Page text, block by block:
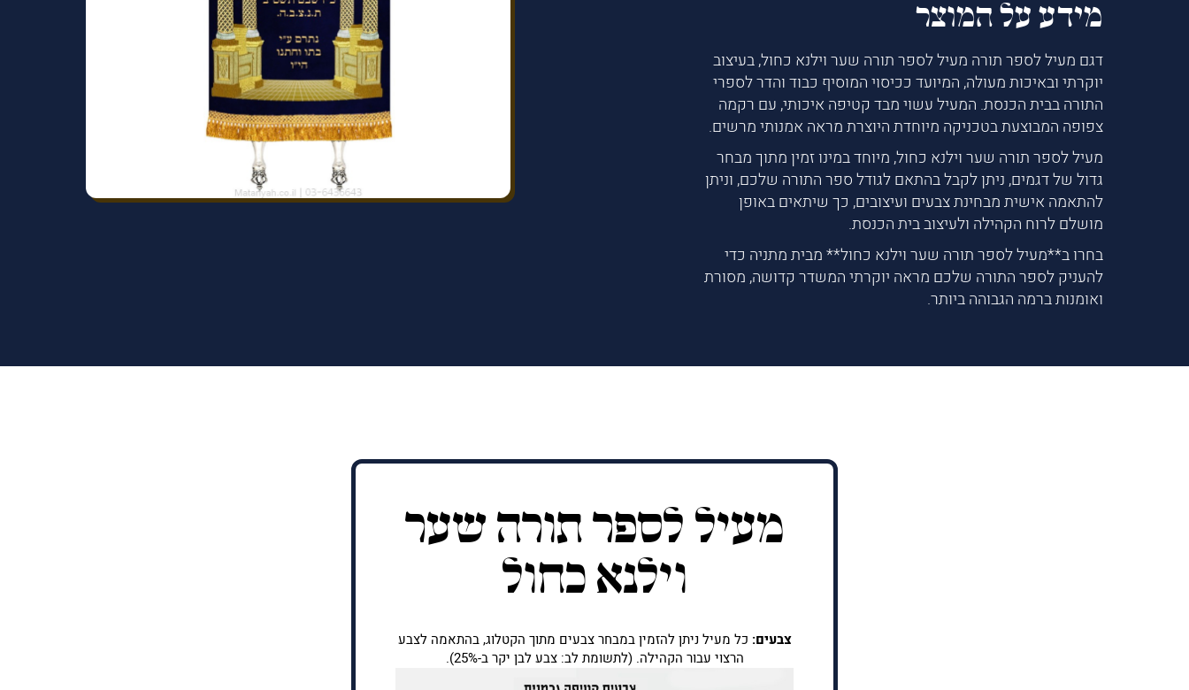
מידע על המוצר
דגם מעיל לספר תורה מעיל לספר תורה שער וילנא כחול, בעיצוב
יוקרתי ובאיכות מעולה, המיועד ככיסוי המוסיף כבוד והדר לספרי
התורה בבית הכנסת. המעיל עשוי מבד קטיפה איכותי, עם רקמה
צפופה המבוצעת בטכניקה מיוחדת היוצרת מראה אמנותי מרשים.
מעיל לספר תורה שער וילנא כחול, מיוחד במינו זמין מתוך מבחר
גדול של דגמים, ניתן לקבל בהתאם לגודל ספר התורה שלכם, וניתן
להתאמה אישית מבחינת צבעים ועיצובים, כך שיתאים באופן
מושלם לרוח הקהילה ולעיצוב בית הכנסת.
בחרו ב**מעיל לספר תורה שער וילנא כחול** מבית מתניה כדי
להעניק לספר התורה שלכם מראה יוקרתי המשדר קדושה, מסורת
ואומנות ברמה הגבוהה ביותר.
מעיל לספר תורה שער
וילנא כחול
צבעים: כל מעיל ניתן להזמין במבחר צבעים מתוך הקטלוג, בהתאמה לצבע
הרצוי עבור הקהילה. (לתשומת לב: צבע לבן יקר ב-25%).